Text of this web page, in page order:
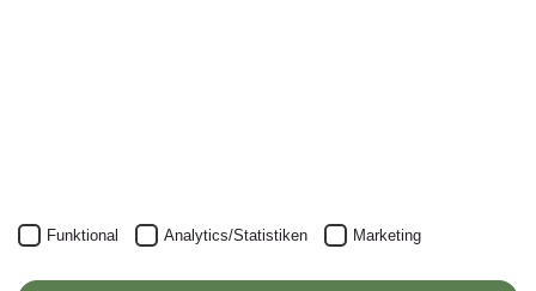
Alanus Hochschule
Funktional Analytics/Statistiken Marketing